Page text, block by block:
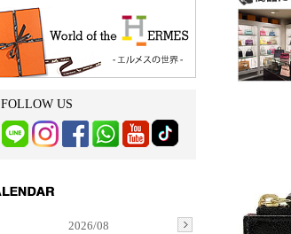
FOLLOW US
2026/08